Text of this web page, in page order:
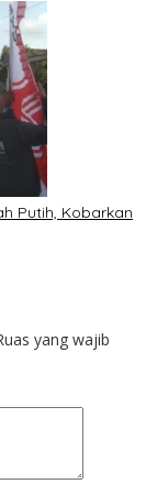
Putih, Kobarkan
yang wajib